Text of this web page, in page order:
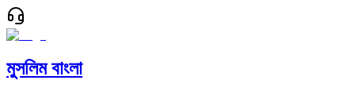
মুসলিম বাংলা